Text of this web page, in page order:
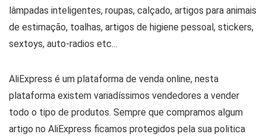
lâmpadas inteligentes, roupas, calçado, artigos para animais
de estimação, toalhas, artigos de higiene pessoal, stickers,
sextoys, auto-radios etc…
AliExpress é um plataforma de venda online, nesta
plataforma existem variadíssimos vendedores a vender
todo o tipo de produtos. Sempre que compramos algum
artigo no AliExpress ficamos protegidos pela sua politica